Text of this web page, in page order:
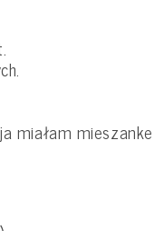
miałam mieszanke